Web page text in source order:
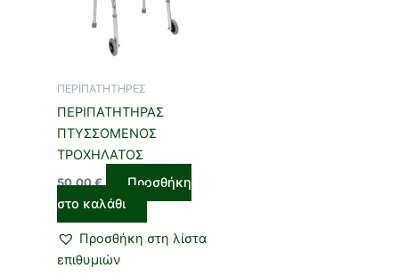
ΠΕΡΙΠΑΤΗΤΗΡΕΣ
ΠΕΡΙΠΑΤΗΤΗΡΑΣ
ΠΤΥΣΣΟΜΕΝΟΣ
ΤΡΟΧΗΛΑΤΟΣ
50,00€
Προσθήκη
στο καλάθι
Προσθήκη στη λίστα
επιθυμιών